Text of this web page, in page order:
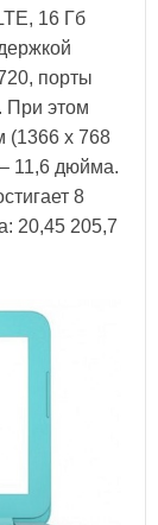
16 Гб
порты
При этом
(1366 х 768
11,6 дюйма.
8
20,45 205,7